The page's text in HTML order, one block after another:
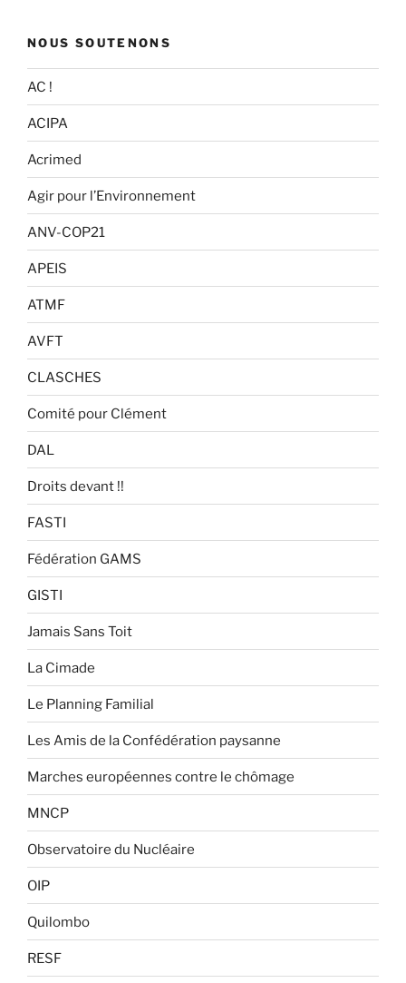
NOUS SOUTENONS
AC !
ACIPA
Acrimed
Agir pour l’Environnement
ANV-COP21
APEIS
ATMF
AVFT
CLASCHES
Comité pour Clément
DAL
Droits devant !!
FASTI
Fédération GAMS
GISTI
Jamais Sans Toit
La Cimade
Le Planning Familial
Les Amis de la Confédération paysanne
Marches européennes contre le chômage
MNCP
Observatoire du Nucléaire
OIP
Quilombo
RESF